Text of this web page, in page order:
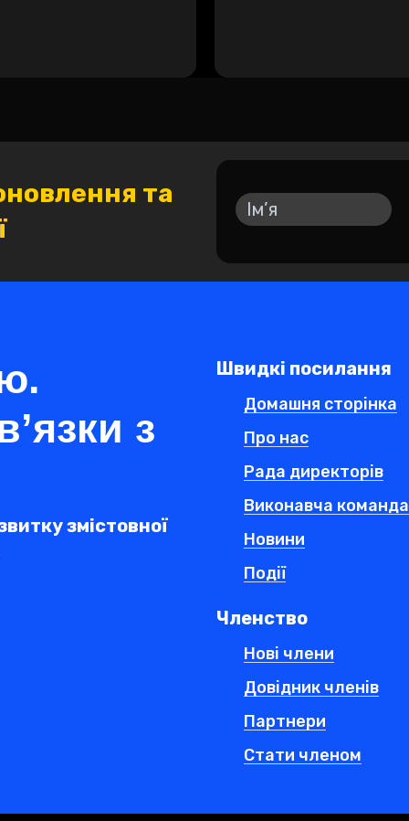
та
з
змістовної
Швидкі посилання
Домашня сторінка
Про нас
Рада директорів
Виконавча команда
Новини
Події
Членство
Нові члени
Довідник членів
Партнери
Стати членом